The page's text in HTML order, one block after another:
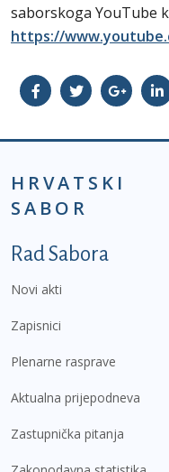
saborskoga YouTube
https://
HRVATSKI
SABOR
Podnožje prvi
Rad Sabora
Novi akti
Zapisnici
Plenarne rasprave
Aktualna prijepodneva
Zastupnička pitanja